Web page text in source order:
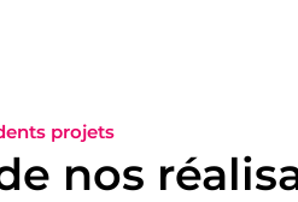
projets
nos